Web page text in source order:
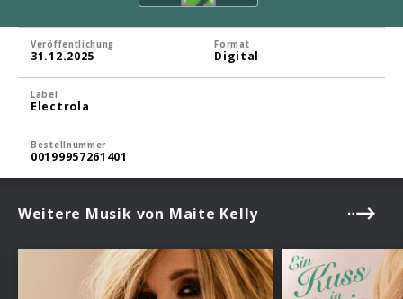
Veröffentlichung
31.12.2025
Format
Digital
Label
Electrola
Bestellnummer
00199957261401
Weitere Musik von Maite Kelly